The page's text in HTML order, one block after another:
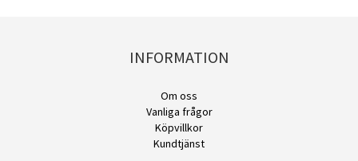
INFORMATION
Om oss
Vanliga frågor
Köpvillkor
Kundtjänst